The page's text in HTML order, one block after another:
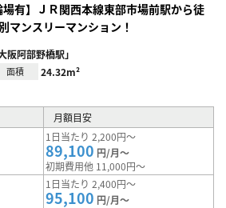
場有】ＪＲ関西本線東部市場前駅から徒
マンスリーマンション！
阪阿部野橋駅」
面積 24.32m²
月額目安
1日当たり 2,200円～
89,100 円/月～
初期費用他 11,000円～
1日当たり 2,400円～
95,100 円/月～